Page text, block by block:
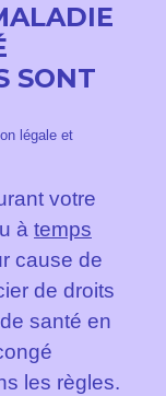
SONT
légale et
votre
à temps
cause de
de droits
santé en
les règles.